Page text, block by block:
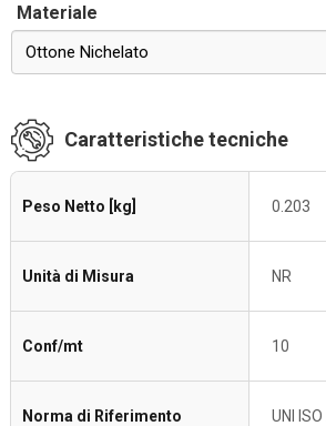
Materiale
Ottone Nichelato
Caratteristiche tecniche
Peso Netto [kg] 0.203
Unità di Misura NR
Conf/mt 10
Norma di Riferimento UNI